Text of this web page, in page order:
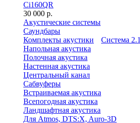
Ci160QR
30 000 р.
Акустические системы
Саундбары
Комплекты акустики
Система 2.1
Напольная акустика
Полочная акустика
Настенная акустика
Центральный канал
Сабвуферы
Встраиваемая акустика
Всепогодная акустика
Ландшафтная акустика
Для Atmos, DTS:X, Auro-3D